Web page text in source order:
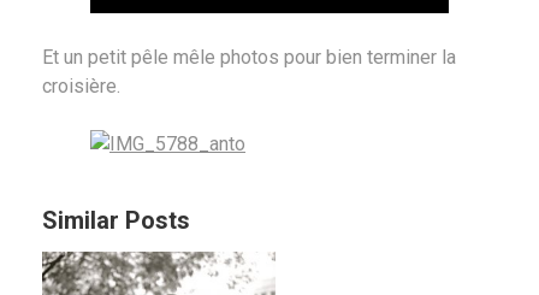
Et un petit pêle mêle photos pour bien terminer la
croisière.
Similar Posts